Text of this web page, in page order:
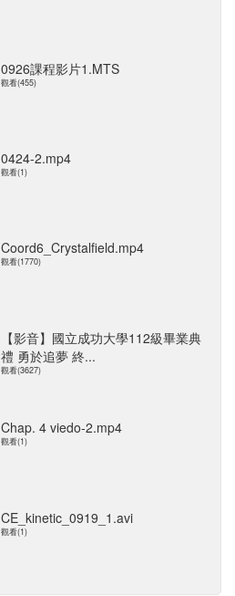
0926課程影片1.MTS
觀看(455)
0424-2.mp4
觀看(1)
Coord6_Crystalfield.mp4
觀看(1770)
【影音】國立成功大學112級畢業典
禮 勇於追夢 終...
觀看(3627)
Chap. 4 viedo-2.mp4
觀看(1)
CE_kinetic_0919_1.avi
觀看(1)